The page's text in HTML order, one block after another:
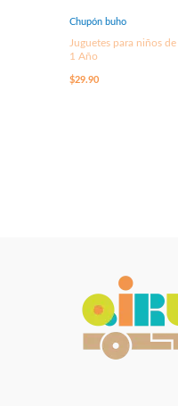
Chupón buho
Juguetes para niños de
1 Año
$29.90